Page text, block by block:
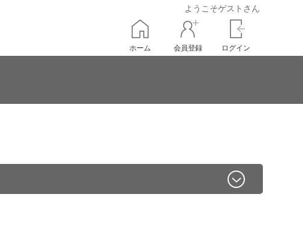
ようこそゲストさん
ホーム 会員登録 ログイン